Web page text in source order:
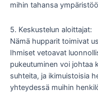
mihin tahansa
5. Keskustelun aloittajat:
Nämä hupparit toimivat
Ihmiset vetoavat
pukeutuminen voi johtaa
suhteita, ja ikimuistoisia
yhteydessä muihin